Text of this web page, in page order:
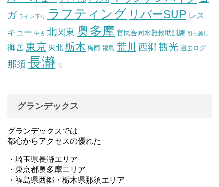
ガ ライン下り ラフティング リバーSUP レス
キュー 中古 北関東 奥多摩 官民合同水難救助訓練 引っ越し
御岳 東京 東北 栃木 梅雨 福島 荒川 西郷観光 過去ログ
那須長瀞 雨
グランデックス
グランデックスでは
都心からアクセスの優れた
・埼玉県長瀞エリア
・東京都奥多摩エリア
・福島県西郷・栃木県那須エリア